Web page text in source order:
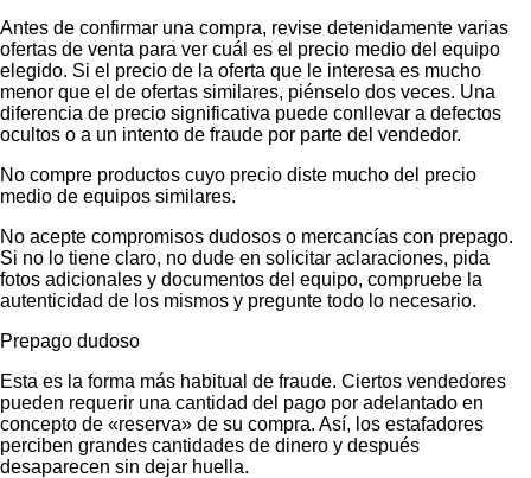
Antes de confirmar una compra, revise detenidamente varias
ofertas de venta para ver cuál es el precio medio del equipo
elegido. Si el precio de la oferta que le interesa es mucho
menor que el de ofertas similares, piénselo dos veces. Una
diferencia de precio significativa puede conllevar a defectos
ocultos o a un intento de fraude por parte del vendedor.
No compre productos cuyo precio diste mucho del precio
medio de equipos similares.
No acepte compromisos dudosos o mercancías con prepago.
Si no lo tiene claro, no dude en solicitar aclaraciones, pida
fotos adicionales y documentos del equipo, compruebe la
autenticidad de los mismos y pregunte todo lo necesario.
Prepago dudoso
Esta es la forma más habitual de fraude. Ciertos vendedores
pueden requerir una cantidad del pago por adelantado en
concepto de «reserva» de su compra. Así, los estafadores
perciben grandes cantidades de dinero y después
desaparecen sin dejar huella.